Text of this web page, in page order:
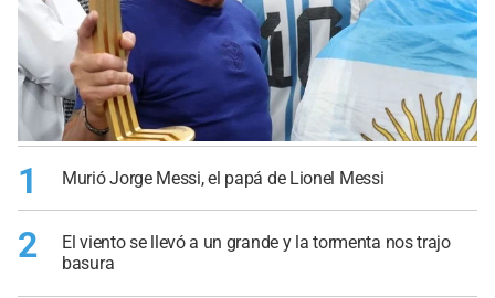
1 Murió Jorge Messi, el papá de Lionel Messi
2
El viento se llevó a un grande y la tormenta nos trajo
basura